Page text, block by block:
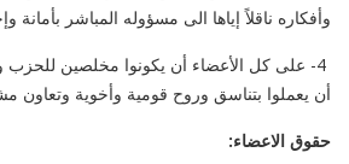
وأفكاره ناقلاً إياها الى مسؤوله المباشر بأمانة
4- على كل الأعضاء أن يكونوا مخلصين
أن يعملوا بتناسق وروح قومية وأخوية وتعاون
حقوق الاعضاء: